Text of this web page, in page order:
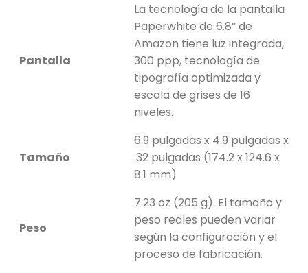
Pantalla
La tecnología de la pantalla
Paperwhite de 6.8” de
Amazon tiene luz integrada,
300 ppp, tecnología de
tipografía optimizada y
escala de grises de 16
niveles.
Tamaño
6.9 pulgadas x 4.9 pulgadas x
.32 pulgadas (174.2 x 124.6 x
8.1 mm)
Peso
7.23 oz (205 g). El tamaño y
peso reales pueden variar
según la configuración y el
proceso de fabricación.